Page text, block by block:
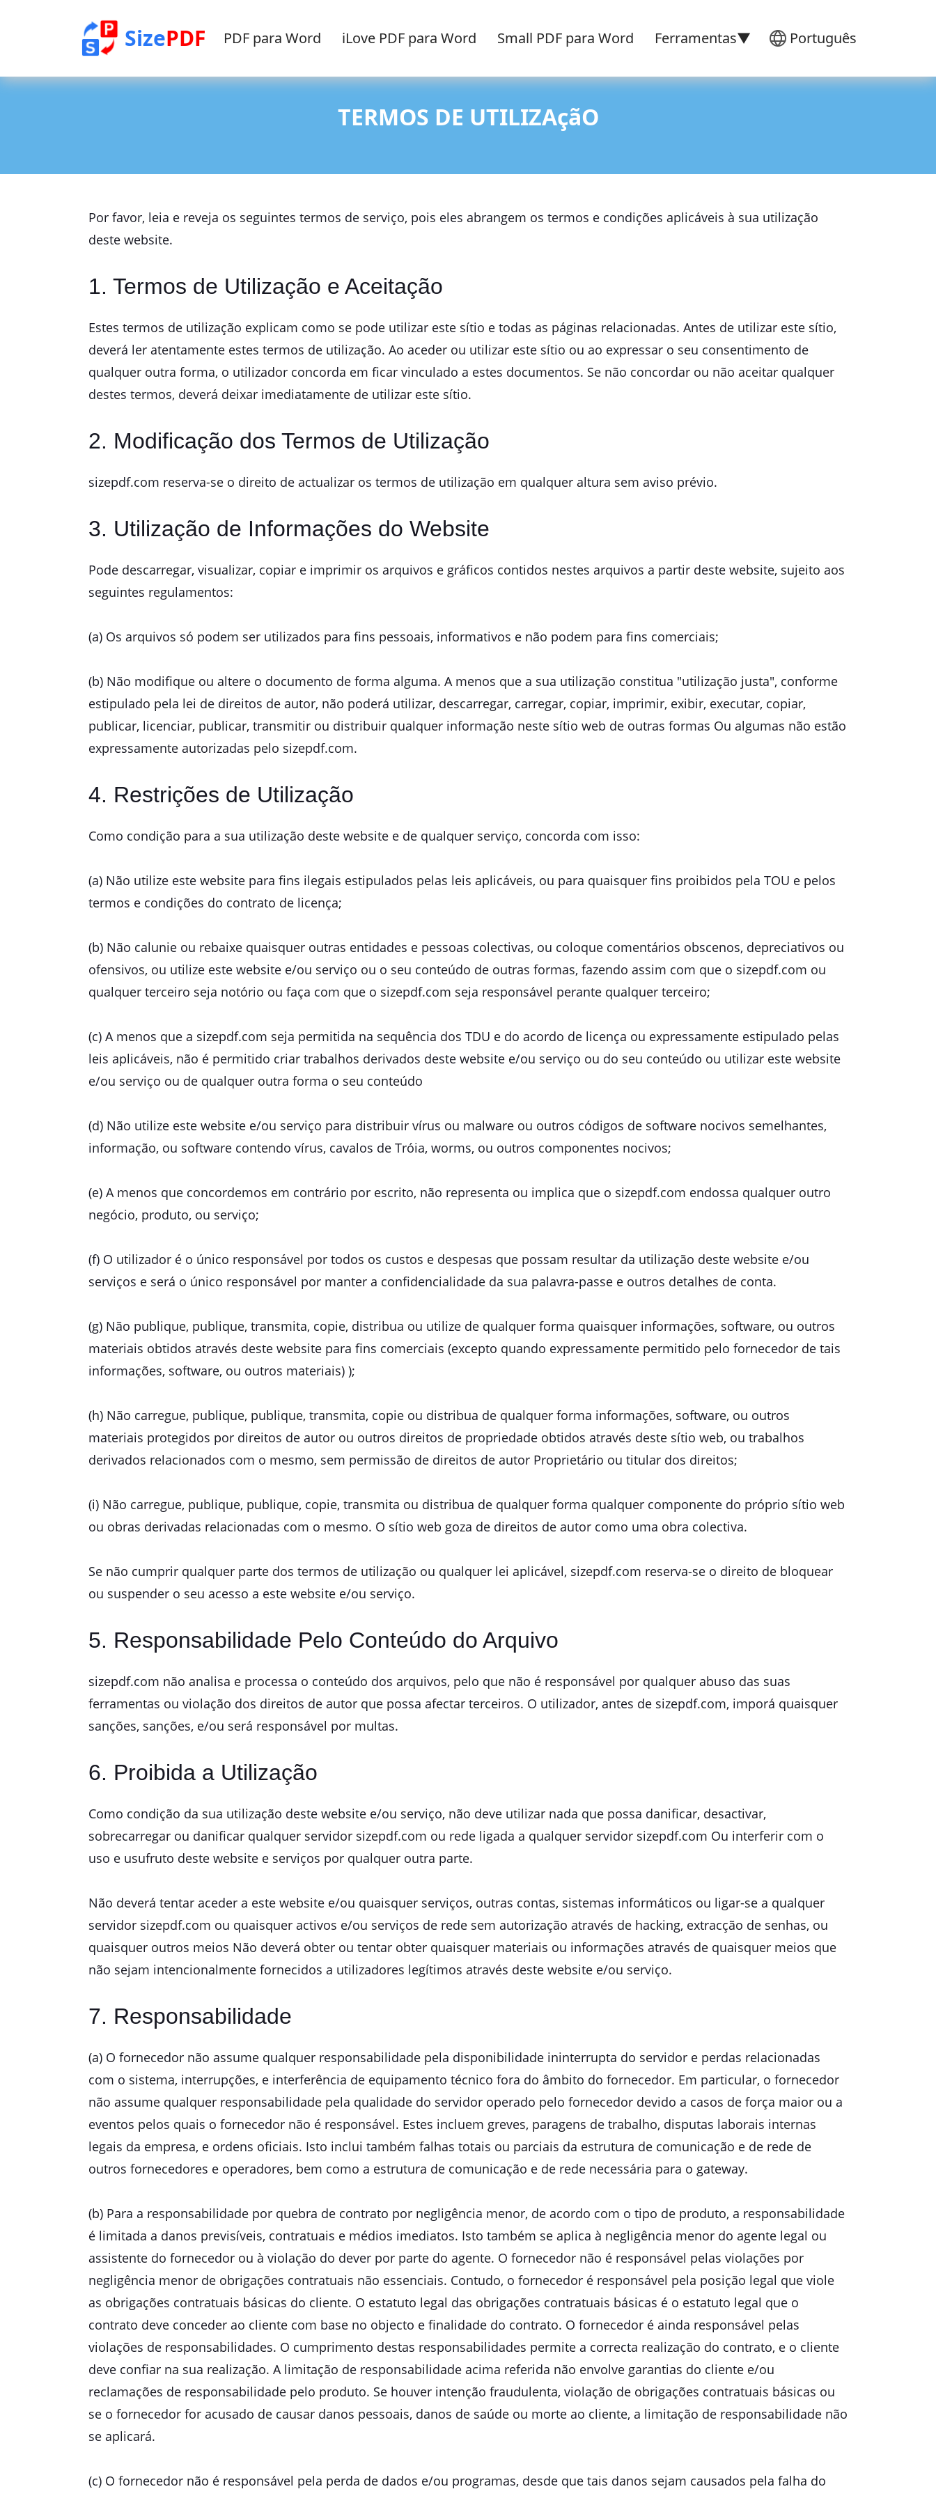
SizePDF Português
PDF para Word iLove PDF para Word Small PDF para Word Ferramentas▼
TERMOS DE UTILIZAçãO
Por favor, leia e reveja os seguintes termos de serviço, pois eles abrangem os termos e condições aplicáveis à sua utilização
deste website.
1. Termos de Utilização e Aceitação
Estes termos de utilização explicam como se pode utilizar este sítio e todas as páginas relacionadas. Antes de utilizar este sítio,
deverá ler atentamente estes termos de utilização. Ao aceder ou utilizar este sítio ou ao expressar o seu consentimento de
qualquer outra forma, o utilizador concorda em ficar vinculado a estes documentos. Se não concordar ou não aceitar qualquer
destes termos, deverá deixar imediatamente de utilizar este sítio.
2. Modificação dos Termos de Utilização
sizepdf.com reserva-se o direito de actualizar os termos de utilização em qualquer altura sem aviso prévio.
3. Utilização de Informações do Website
Pode descarregar, visualizar, copiar e imprimir os arquivos e gráficos contidos nestes arquivos a partir deste website, sujeito aos
seguintes regulamentos:
(a) Os arquivos só podem ser utilizados para fins pessoais, informativos e não podem para fins comerciais;
(b) Não modifique ou altere o documento de forma alguma. A menos que a sua utilização constitua "utilização justa", conforme
estipulado pela lei de direitos de autor, não poderá utilizar, descarregar, carregar, copiar, imprimir, exibir, executar, copiar,
publicar, licenciar, publicar, transmitir ou distribuir qualquer informação neste sítio web de outras formas Ou algumas não estão
expressamente autorizadas pelo sizepdf.com.
4. Restrições de Utilização
Como condição para a sua utilização deste website e de qualquer serviço, concorda com isso:
(a) Não utilize este website para fins ilegais estipulados pelas leis aplicáveis, ou para quaisquer fins proibidos pela TOU e pelos
termos e condições do contrato de licença;
(b) Não calunie ou rebaixe quaisquer outras entidades e pessoas colectivas, ou coloque comentários obscenos, depreciativos ou
ofensivos, ou utilize este website e/ou serviço ou o seu conteúdo de outras formas, fazendo assim com que o sizepdf.com ou
qualquer terceiro seja notório ou faça com que o sizepdf.com seja responsável perante qualquer terceiro;
(c) A menos que a sizepdf.com seja permitida na sequência dos TDU e do acordo de licença ou expressamente estipulado pelas
leis aplicáveis, não é permitido criar trabalhos derivados deste website e/ou serviço ou do seu conteúdo ou utilizar este website
e/ou serviço ou de qualquer outra forma o seu conteúdo
(d) Não utilize este website e/ou serviço para distribuir vírus ou malware ou outros códigos de software nocivos semelhantes,
informação, ou software contendo vírus, cavalos de Tróia, worms, ou outros componentes nocivos;
(e) A menos que concordemos em contrário por escrito, não representa ou implica que o sizepdf.com endossa qualquer outro
negócio, produto, ou serviço;
(f) O utilizador é o único responsável por todos os custos e despesas que possam resultar da utilização deste website e/ou
serviços e será o único responsável por manter a confidencialidade da sua palavra-passe e outros detalhes de conta.
(g) Não publique, publique, transmita, copie, distribua ou utilize de qualquer forma quaisquer informações, software, ou outros
materiais obtidos através deste website para fins comerciais (excepto quando expressamente permitido pelo fornecedor de tais
informações, software, ou outros materiais) );
(h) Não carregue, publique, publique, transmita, copie ou distribua de qualquer forma informações, software, ou outros
materiais protegidos por direitos de autor ou outros direitos de propriedade obtidos através deste sítio web, ou trabalhos
derivados relacionados com o mesmo, sem permissão de direitos de autor Proprietário ou titular dos direitos;
(i) Não carregue, publique, publique, copie, transmita ou distribua de qualquer forma qualquer componente do próprio sítio web
ou obras derivadas relacionadas com o mesmo. O sítio web goza de direitos de autor como uma obra colectiva.
Se não cumprir qualquer parte dos termos de utilização ou qualquer lei aplicável, sizepdf.com reserva-se o direito de bloquear
ou suspender o seu acesso a este website e/ou serviço.
5. Responsabilidade Pelo Conteúdo do Arquivo
sizepdf.com não analisa e processa o conteúdo dos arquivos, pelo que não é responsável por qualquer abuso das suas
ferramentas ou violação dos direitos de autor que possa afectar terceiros. O utilizador, antes de sizepdf.com, imporá quaisquer
sanções, sanções, e/ou será responsável por multas.
6. Proibida a Utilização
Como condição da sua utilização deste website e/ou serviço, não deve utilizar nada que possa danificar, desactivar,
sobrecarregar ou danificar qualquer servidor sizepdf.com ou rede ligada a qualquer servidor sizepdf.com Ou interferir com o
uso e usufruto deste website e serviços por qualquer outra parte.
Não deverá tentar aceder a este website e/ou quaisquer serviços, outras contas, sistemas informáticos ou ligar-se a qualquer
servidor sizepdf.com ou quaisquer activos e/ou serviços de rede sem autorização através de hacking, extracção de senhas, ou
quaisquer outros meios Não deverá obter ou tentar obter quaisquer materiais ou informações através de quaisquer meios que
não sejam intencionalmente fornecidos a utilizadores legítimos através deste website e/ou serviço.
7. Responsabilidade
(a) O fornecedor não assume qualquer responsabilidade pela disponibilidade ininterrupta do servidor e perdas relacionadas
com o sistema, interrupções, e interferência de equipamento técnico fora do âmbito do fornecedor. Em particular, o fornecedor
não assume qualquer responsabilidade pela qualidade do servidor operado pelo fornecedor devido a casos de força maior ou a
eventos pelos quais o fornecedor não é responsável. Estes incluem greves, paragens de trabalho, disputas laborais internas
legais da empresa, e ordens oficiais. Isto inclui também falhas totais ou parciais da estrutura de comunicação e de rede de
outros fornecedores e operadores, bem como a estrutura de comunicação e de rede necessária para o gateway.
(b) Para a responsabilidade por quebra de contrato por negligência menor, de acordo com o tipo de produto, a responsabilidade
é limitada a danos previsíveis, contratuais e médios imediatos. Isto também se aplica à negligência menor do agente legal ou
assistente do fornecedor ou à violação do dever por parte do agente. O fornecedor não é responsável pelas violações por
negligência menor de obrigações contratuais não essenciais. Contudo, o fornecedor é responsável pela posição legal que viole
as obrigações contratuais básicas do cliente. O estatuto legal das obrigações contratuais básicas é o estatuto legal que o
contrato deve conceder ao cliente com base no objecto e finalidade do contrato. O fornecedor é ainda responsável pelas
violações de responsabilidades. O cumprimento destas responsabilidades permite a correcta realização do contrato, e o cliente
deve confiar na sua realização. A limitação de responsabilidade acima referida não envolve garantias do cliente e/ou
reclamações de responsabilidade pelo produto. Se houver intenção fraudulenta, violação de obrigações contratuais básicas ou
se o fornecedor for acusado de causar danos pessoais, danos de saúde ou morte ao cliente, a limitação de responsabilidade não
se aplicará.
(c) O fornecedor não é responsável pela perda de dados e/ou programas, desde que tais danos sejam causados pela falha do